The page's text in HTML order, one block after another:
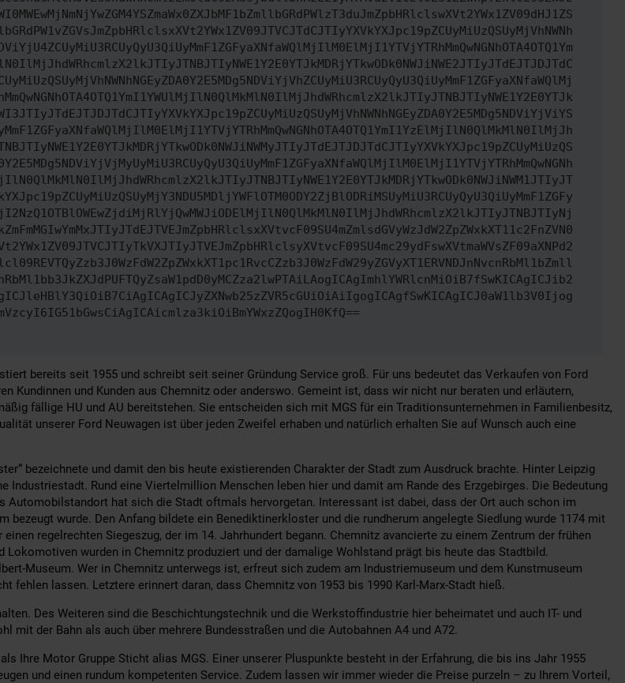
bereits seit 1955 und schreibt seit seiner Gründung Service groß. Für uns bedeutet das Verkaufen von Ford
Kundinnen und Kunden aus Chemnitz oder anderswo. Gemeint ist, dass wir nicht nur beraten und erläutern,
fällige HU und AU bereitstehen. Sie entscheiden sich mit MGS für ein Traditionsunternehmen in Familienbesitz,
unserer Ford Neuwagen ist über jeden Zweifel erhaben und natürlich erhalten Sie auf Wunsch auch eine
bezeichnete und damit den bis heute existierenden Charakter der Stadt zum Ausdruck brachte. Hinter Leipzig
Rund eine Viertelmillion Menschen leben hier und damit am Rande des Erzgebirges. Die Bedeutung
hat sich die Stadt oftmals hervorgetan. Interessant ist dabei, dass der Ort auch schon im
wurde. Den Anfang bildete ein Benediktinerkloster und die rundherum angelegte Siedlung wurde 1174 mit
regelrechten Siegeszug, der im 14. Jahrhundert begann. Chemnitz avancierte zu einem Zentrum der frühen
wurden in Chemnitz produziert und der damalige Wohlstand prägt bis heute das Stadtbild.
Museum. Wer in Chemnitz unterwegs ist, erfreut sich zudem am Industriemuseum und dem Kunstmuseum
fehlen lassen. Letztere erinnert daran, dass Chemnitz von 1953 bis 1990 Karl-Marx-Stadt hieß.
Des Weiteren sind die Beschichtungstechnik und die Werkstoffindustrie hier beheimatet und auch IT- und
mit der Bahn als auch über mehrere Bundesstraßen und die Autobahnen A4 und A72.
Ihre Motor Gruppe Sticht alias MGS. Einer unserer Pluspunkte besteht in der Erfahrung, die bis ins Jahr 1955
und einen rundum kompetenten Service. Zudem lassen wir immer wieder die Preise purzeln – zu Ihrem Vorteil,